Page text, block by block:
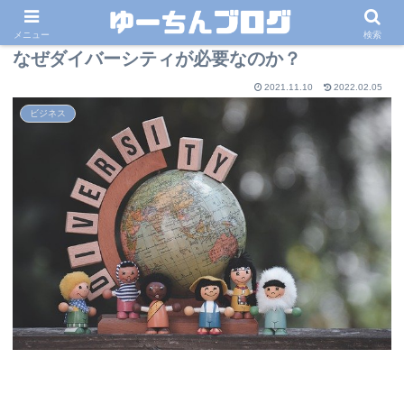
なぜダイバーシティが必要なのか？
2021.11.10 2022.02.05
ビジネス
メニュー 検索